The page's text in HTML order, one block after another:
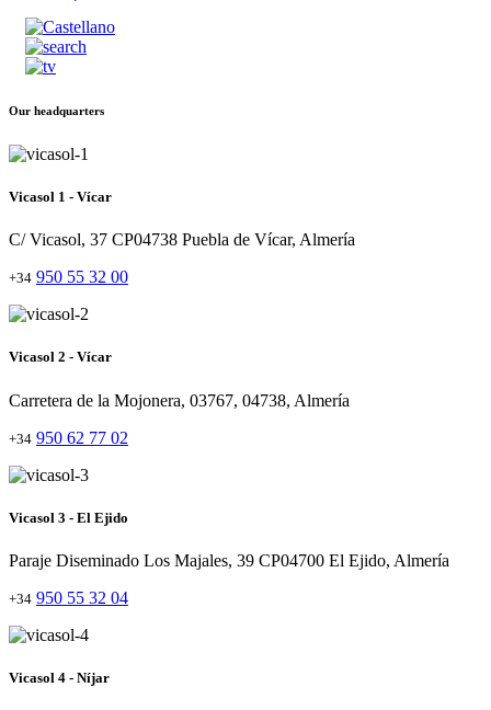
Our headquarters
Vicasol 1 - Vícar
C/ Vicasol, 37 CP04738 Puebla de Vícar, Almería
+34 950 55 32 00
Vicasol 2 - Vícar
Carretera de la Mojonera, 03767, 04738, Almería
+34 950 62 77 02
Vicasol 3 - El Ejido
Paraje Diseminado Los Majales, 39 CP04700 El Ejido, Almería
+34 950 55 32 04
Vicasol 4 - Níjar